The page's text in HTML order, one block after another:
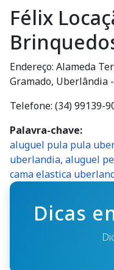
Félix
Endereço: Alameda
Gramado, Uberlândia
Telefone: (34) 99139-
Palavra-chave
aluguel pula pula
uberlandia, aluguel
cama elastica
Dicas